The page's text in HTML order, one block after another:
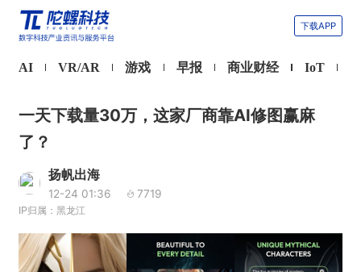
下载APP
AI VR/AR 游戏 早报 商业财经 IoT
一天下载量30万，这家厂商靠AI修图赢麻
了？
扬帆出海
12-24 01:36 7719
IP归属：黑龙江